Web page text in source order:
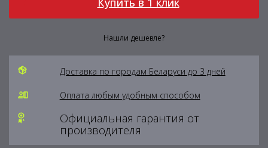
Нашли дешевле?
Доставка по городам Беларуси до 3 дней
Оплата любым удобным способом
Официальная гарантия от
производителя